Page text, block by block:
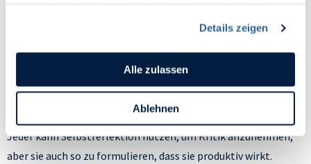
Du kannst deine Einwilligung jederzeit widerrufen oder
Ecke des Bildschirms klickst. Lies mehr darüber, wie wir
Cookies und andere Technologien zur Erfassung
Personen bezogener Daten verwenden:
Details zeigen
Alle zulassen
Ablehnen
Feedback den Unternehmenserfolg
Feedback ist ein essenzielles Führungsinstrument. Es
entscheidet darüber, ob Mitarbeitende sich entwickeln oder
stagnieren. Egal ob Führungskraft, Kollege oder Kollegin:
Jeder kann Selbstreflektion nutzen, um Kritik anzunehmen,
aber sie auch so zu formulieren, dass sie produktiv wirkt.